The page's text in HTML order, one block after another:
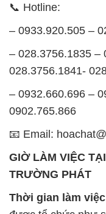
📞 Hotline:
– 0933.920.505 –
– 028.3756.1835 –
028.3756.1841-
– 0932.660.696 –
0902.765.866
📧 Email:
GIỜ LÀM VIỆC
TRƯỜNG PHÁT
Thời gian làm việc